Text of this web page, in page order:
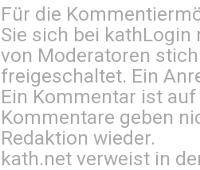
Für die
Sie sich bei kathLogin
von Moderatoren
freigeschaltet. Ein
Ein Kommentar ist
Kommentare geben
Redaktion wieder.
kath.net verweist in